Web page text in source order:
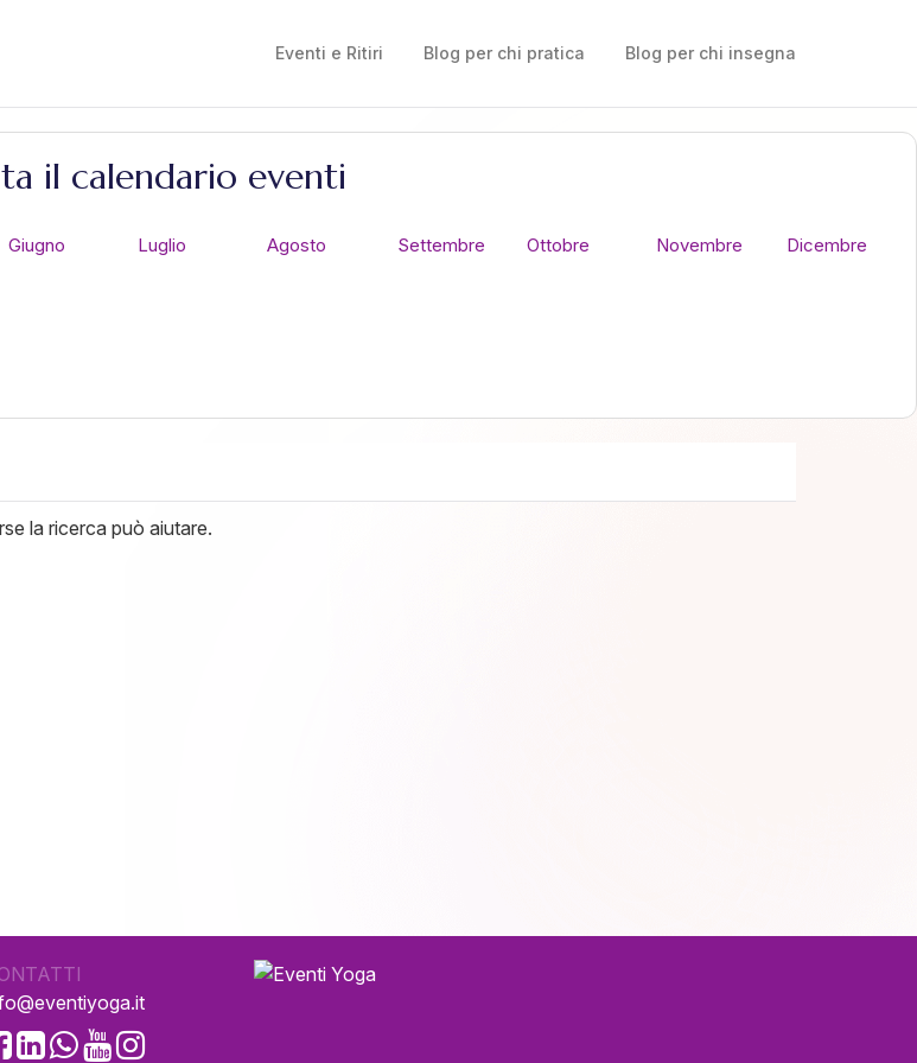
Eventi e Ritiri Blog per chi pratica Blog per chi insegna
il calendario eventi
Giugno Luglio Agosto Settembre Ottobre Novembre Dicembre
la ricerca può aiutare.